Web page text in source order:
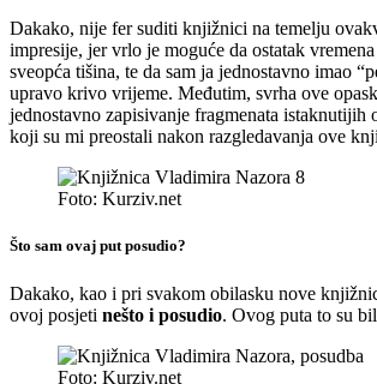
Dakako, nije fer suditi knjižnici na temelju
impresije, jer vrlo je moguće da ostatak
sveopća tišina, te da sam ja jednostavno imao
upravo krivo vrijeme. Međutim, svrha ove
jednostavno zapisivanje fragmenata istaknutijih
koji su mi preostali nakon razgledavanja ove
Foto: Kurziv.net
Što sam ovaj put posudio?
Dakako, kao i pri svakom obilasku nove
ovoj posjeti nešto i posudio. Ovog puta to su
Foto: Kurziv.net